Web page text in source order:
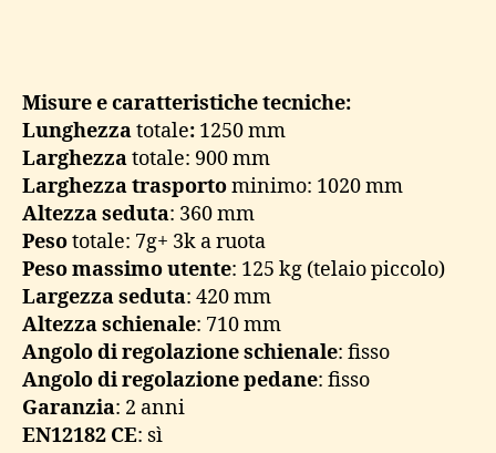
Misure e caratteristiche tecniche:
Lunghezzatotale: 1250 mm
Larghezzatotale: 900 mm
Larghezzatrasportominimo: 1020 mm
Altezzaseduta: 360 mm
Pesototale: 7g+ 3k a ruota
Peso massimo utente: 125 kg (telaio piccolo)
Largezza seduta: 420 mm
Altezza schienale: 710 mm
Angolo di regolazione schienale: fisso
Angolo di regolazione pedane: fisso
Garanzia: 2 anni
EN12182 CE: sì